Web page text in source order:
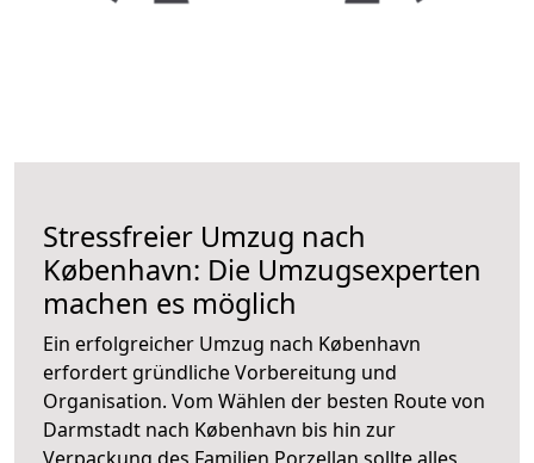
Stressfreier Umzug nach
København: Die Umzugsexperten
machen es möglich
Ein erfolgreicher Umzug nach København
erfordert gründliche Vorbereitung und
Organisation. Vom Wählen der besten Route von
Darmstadt nach København bis hin zur